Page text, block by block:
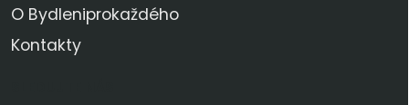
O Bydleniprokaždého
Kontakty